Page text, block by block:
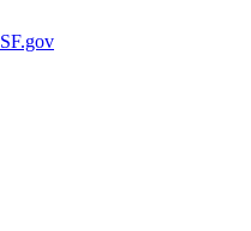
SF.gov